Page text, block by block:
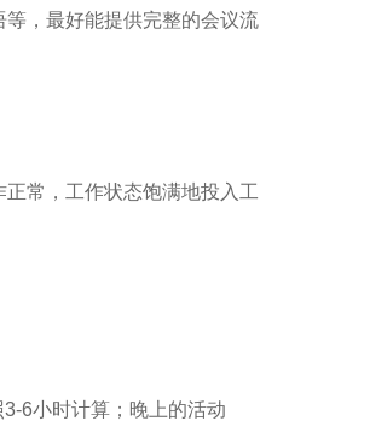
，最好能提供完整的会议流
常，工作状态饱满地投入工
3-6小时计算；晚上的活动